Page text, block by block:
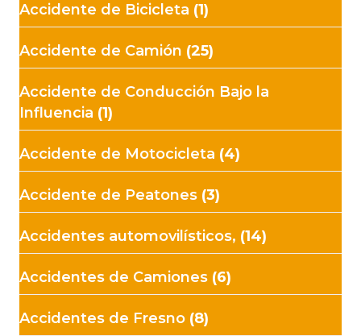
Accidente de Bicicleta (1)
Accidente de Camión (25)
Accidente de Conducción Bajo la
Influencia (1)
Accidente de Motocicleta (4)
Accidente de Peatones (3)
Accidentes automovilísticos, (14)
Accidentes de Camiones (6)
Accidentes de Fresno (8)